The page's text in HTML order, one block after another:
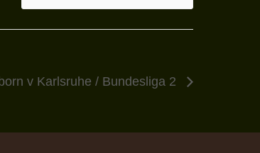
v Karlsruhe / Bundesliga 2